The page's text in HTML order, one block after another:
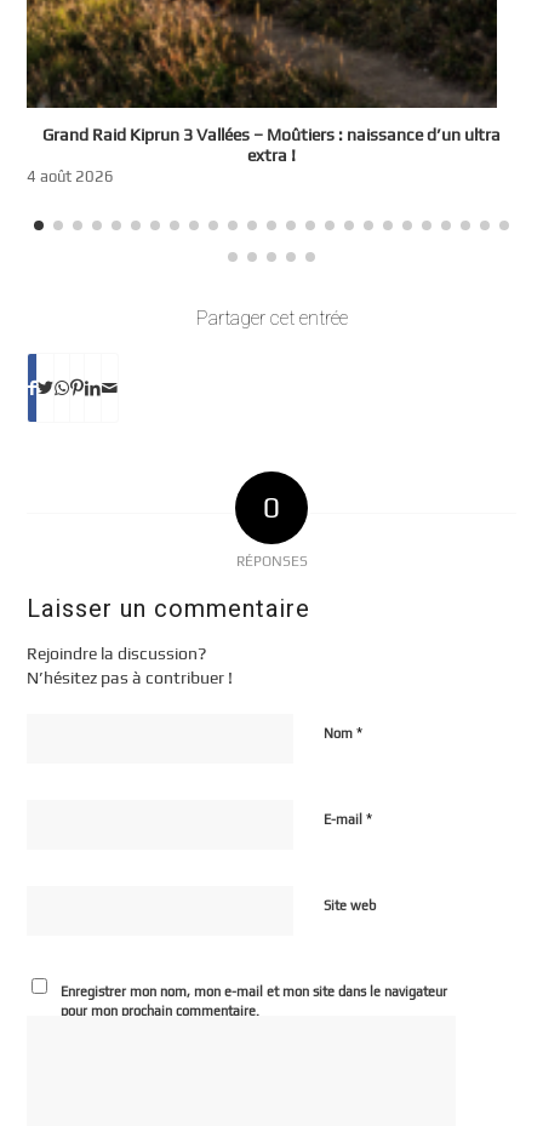
Grand Raid Kiprun 3 Vallées – Moûtiers : naissance d’un ultra
extra !
4 août 2026
Partager cet entrée
0
RÉPONSES
Laisser un commentaire
Rejoindre la discussion?
N’hésitez pas à contribuer !
Nom*
E-mail*
Site web
Enregistrer mon nom, mon e-mail et mon site dans le navigateur
pour mon prochain commentaire.